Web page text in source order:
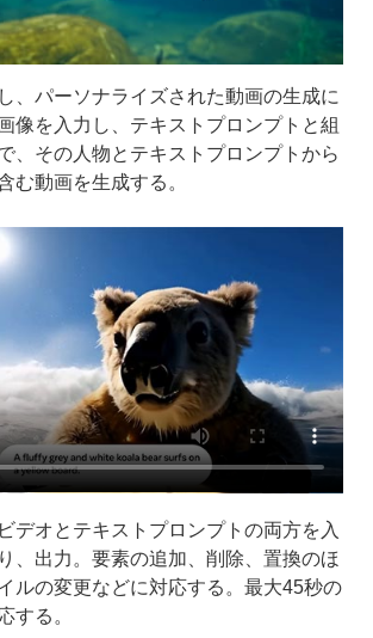
、パーソナライズされた動画の生成に
像を入力し、テキストプロンプトと組
、その人物とテキストプロンプトから
む動画を生成する。
デオとテキストプロンプトの両方を入
、出力。要素の追加、削除、置換のほ
ルの変更などに対応する。最大45秒の
する。